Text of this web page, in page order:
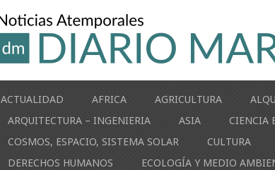
ACTUALIDAD AFRICA AGRICULTURA
ARQUITECTURA – INGENIERIA
ASIA CIENCIA
COSMOS, ESPACIO, SISTEMA SOLAR
CULTURA
DERECHOS HUMANOS
ECOLOGÍA Y MEDIO